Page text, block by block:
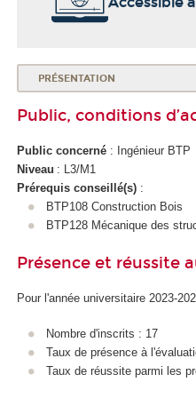
PRÉSENTATION
Public, conditions
Public concerné : Ingénieur BTP
Niveau : L3/M1
Prérequis conseillé(s) :
BTP108 Construction Bois
BTP128 Mécanique des
Présence et réussite
Pour l'année universitaire 2023-
Nombre d'inscrits : 17
Taux de présence à
Taux de réussite parmi les